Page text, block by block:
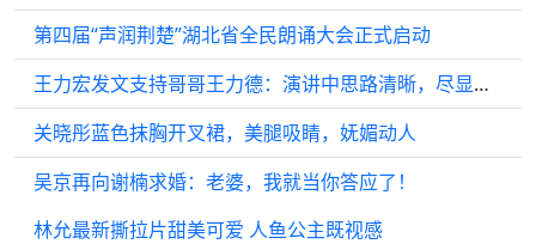
第四届“声润荆楚”湖北省全民朗诵大会正式启动
王力宏发文支持哥哥王力德：演讲中思路清晰，尽显远见卓识
关晓彤蓝色抹胸开叉裙，美腿吸睛，妩媚动人
吴京再向谢楠求婚：老婆，我就当你答应了！
林允最新撕拉片甜美可爱 人鱼公主既视感